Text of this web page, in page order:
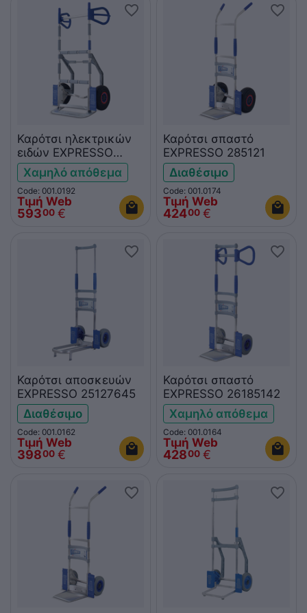
Καρότσι ηλεκτρικών
ειδών EXPRESSO
63163621
Χαμηλό απόθεμα
Code: 001.0192
Τιμή Web
59300 €
Καρότσι σπαστό
EXPRESSO 285121
Διαθέσιμο
Code: 001.0174
Τιμή Web
42400 €
Καρότσι αποσκευών
EXPRESSO 25127645
Διαθέσιμο
Code: 001.0162
Τιμή Web
39800 €
Καρότσι σπαστό
EXPRESSO 26185142
Χαμηλό απόθεμα
Code: 001.0164
Τιμή Web
42800 €